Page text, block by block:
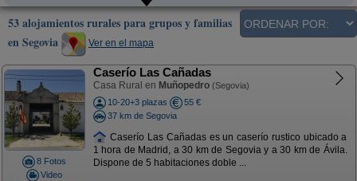
53 alojamientos rurales para grupos y familias
en Segovia
Ver en el mapa
8 Fotos
Video
Caserío Las Cañadas
Casa Rural en Muñopedro (Segovia)
10-20+3 plazas
55 €
37 km de Segovia
Caserío Las Cañadas es un caserío rustico ubicado a
1 hora de Madrid, a 30 km de Segovia y a 30 km de Ávila.
Dispone de 5 habitaciones doble ...